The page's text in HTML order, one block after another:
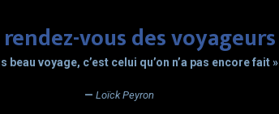
beau voyage, c’est celui qu’on n’a pas encore fait »
— Loïck Peyron